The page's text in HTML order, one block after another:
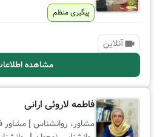
پیگیری منظم
آنلاین
مشاهده
فاطمه لاروئی ارانی
مشاور، روانشناس | مشاور